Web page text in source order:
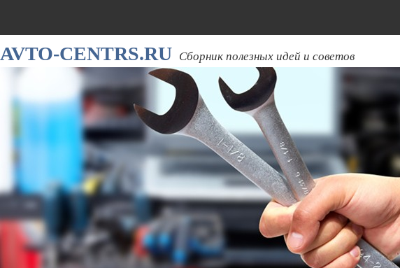
AVTO-CENTRS.RU Сборник полезных идей и советов